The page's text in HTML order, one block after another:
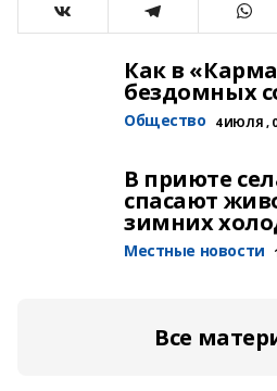
Как в
бездомных
Общество 4 ИЮЛЯ ,
В приюте
спасают
зимних
Местные новости
Все